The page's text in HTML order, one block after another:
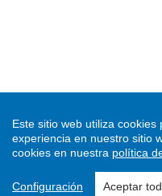
Este sitio web utiliza
experiencia en nuestro sitio
cookies en nuestra política
Configuración Aceptar